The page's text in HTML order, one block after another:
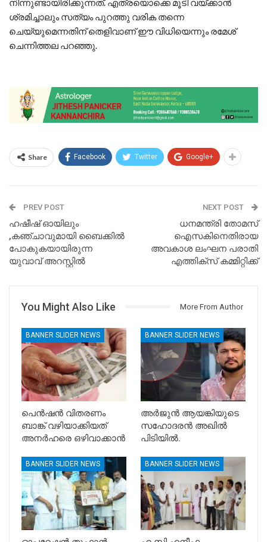
നിന്നുണ്ടായിരിക്കുന്നത്. എത്രയൊക്കെ മൂടി വയ്ക്കാന്‍
ശ്രമിച്ചാലും സത്യം പുറത്തു വരിക തന്നെ
ചെയ്യുമെന്നതിന് തെളിവാണ് ഈ വിധിയെന്നും രമേശ്
ചെന്നിത്തല പറഞ്ഞു.
Share Facebook Twitter Google+
PREV POST
ഹഷീഷ് ഓയിലും
,കഞ്ചാവുമായി ബൈക്കിൽ
പോകുകയായിരുന്ന
യുവാവ് അറസ്റ്റിൽ
NEXT POST
ധനമന്ത്രി തോമസ്
ഐസകിനെതിരായ
അവകാശ ലംഘന പരാതി
എത്തിക്സ് കമ്മിറ്റിക്ക്
You Might Also Like More From Author
BANNER SLIDER NEWS
പെൻഷൻ വിതരണം
ബാങ്ക് വഴിയാക്കിയത്
അനർഹരെ ഒഴിവാക്കാൻ
BANNER SLIDER NEWS
അർജുൻ ആയങ്കിയുടെ
സഹോദരൻ അഖിൽ
പിടിയിൽ.
BANNER SLIDER NEWS BANNER SLIDER NEWS